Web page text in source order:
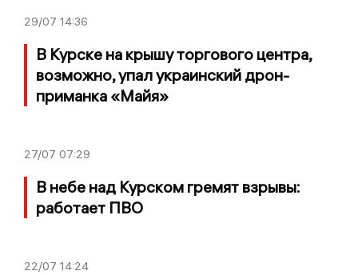
29/07 14:36
В Курске на крышу торгового центра,
возможно, упал украинский дрон-
приманка «Майя»
27/07 07:29
В небе над Курском гремят взрывы:
работает ПВО
22/07 14:24